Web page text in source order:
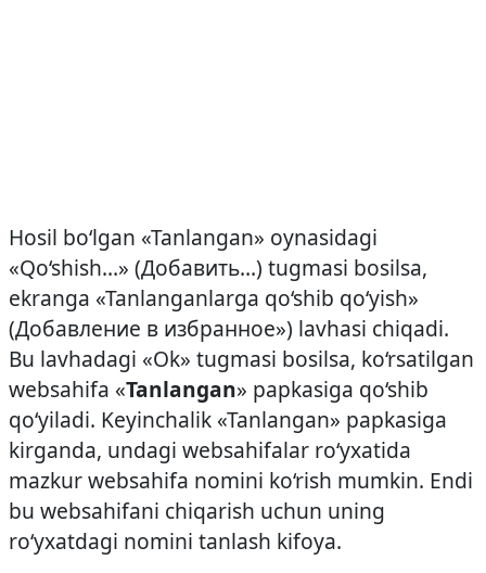
Hosil bo‘lgan «Tanlangan» oynasidagi
«Qo‘shish…» (Добавить…) tugmasi bosilsa,
ekranga «Tanlanganlarga qo‘shib qo‘yish»
(Добавление в избранное») lavhasi chiqadi.
Bu lavhadagi «Ok» tugmasi bosilsa, ko‘rsatilgan
web­sahifa «Tanlangan» papkasiga qo‘shib
qo‘yiladi. Keyinchalik «Tanlangan» papkasiga
kirganda, undagi websahifalar ro‘yxatida
mazkur web­sahifa nomini ko‘rish mumkin. Endi
bu web­sahifani chiqarish uchun uning
ro‘yxatdagi nomini tanlash kifoya.